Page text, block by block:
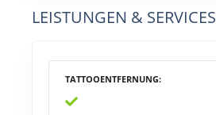
LEISTUNGEN & SERVICES
TATTOOENTFERNUNG